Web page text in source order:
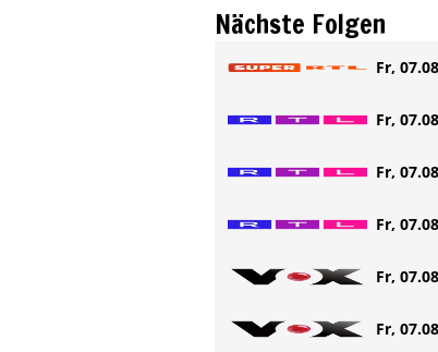
Nächste Folgen
Fr,
Fr,
Fr,
Fr,
Fr,
Fr,